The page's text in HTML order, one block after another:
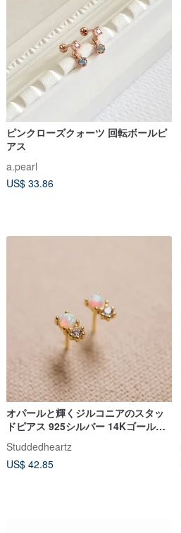
ピンクローズクォーツ 回転ボールピ
アス
a.pearl
US$ 33.86
オパールと輝くジルコニアのスタッ
ドピアス 925シルバー 14Kゴールド
落ちしない レディース
Studdedheartz
US$ 42.85